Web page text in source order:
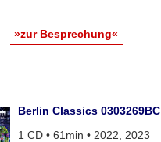
»zur Besprechung«
Berlin Classics 0303269BC
1 CD • 61min • 2022, 2023